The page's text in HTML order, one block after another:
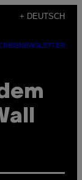
+ DEUTSCH
NEWSLETTER